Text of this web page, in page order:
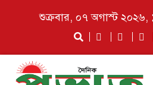
শুক্রবার, ০৭ অগাস্ট ২০২৬,